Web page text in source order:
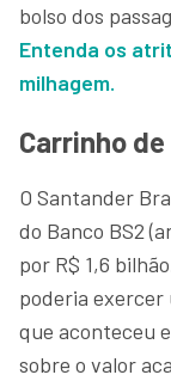
bolso dos
Entenda os
milhagem.
Carrinho
O Santander
do Banco BS2
por R$ 1,6
poderia exercer
que aconteceu
sobre o valor